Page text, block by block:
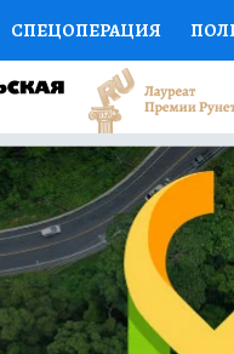
СПЕЦОПЕРАЦИЯ
НАУКА СПОРТ
ДОКТОР
ПРОГНОЗЫ НА СПОРТ
ТЕСТЫ НОВОЕ